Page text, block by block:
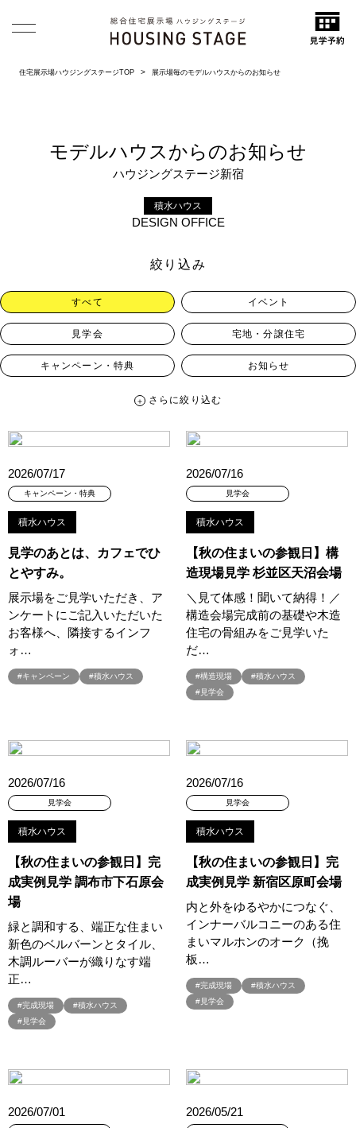
住宅展示場ハウジングステージTOP 展示場毎のモデルハウスからのお知らせ
モデルハウスからのお知らせ
ハウジングステージ新宿
積水ハウス
DESIGN OFFICE
絞り込み
すべて イベント
見学会 宅地・分譲住宅
キャンペーン・特典 お知らせ
さらに絞り込む
カテゴリー
すべて 宅地・分譲住宅
キャンペーン・特典
ハッシュタグ
##スウェーデンハウス ＃キャンペーン ＃イベント
##スウェーデンハウス ＃内覧会 ＃イベント ##一斉現場見学会
##一斉現場見学会 #完成現場 #スウェーデンハウスの分譲住宅
#,ライフプランン #1000万円プレゼントキャンペーン #100年住宅
#2024年
#2026年カレンダー #20時から見学 #2世帯住宅
#3F建て
#amazonギフトカードプレゼント #Amazonギフトプレゼント
#DaiwaHouse #English available
#EnglishOK #FPセミナー #FP相談会 #Germoglio
#GRAND OPEN #GWイベント #GWイベント展示場
#GX型志向住宅
#GX志向型住宅 #gx相談会 #GX補助金 #HD日本ハウス
#HEBEL HAUS #HInokiya #HUGme #iDeCo #IH
#instagram #instalive #lifeknit desgin
#Luxury Festa #Naturia
#NEW OPEN #newモデルハウス #NISA
#Panasonic Homes
#QUOカードｐａｙプレゼントキャンペーン
#select PACKAGE #Skye5 #SR
2026/07/17
キャンペーン・特典
積水ハウス
見学のあとは、カフェでひ
とやすみ。
展示場をご見学いただき、ア
ンケートにご記入いただいた
お客様へ、隣接するインフ
ォ…
#キャンペーン #積水ハウス
2026/07/16
見学会
積水ハウス
【秋の住まいの参観日】構
造現場見学 杉並区天沼会場
＼見て体感！聞いて納得！／
構造会場完成前の基礎や木造
住宅の骨組みをご見学いた
だ…
#構造現場
#積水ハウス
#見学会
2026/07/16
見学会
積水ハウス
【秋の住まいの参観日】完
成実例見学 調布市下石原会
場
緑と調和する、端正な住まい
新色のベルバーンとタイル、
木調ルーバーが織りなす端
正…
#完成現場
#積水ハウス
#見学会
2026/07/16
見学会
積水ハウス
【秋の住まいの参観日】完
成実例見学 新宿区原町会場
内と外をゆるやかにつなぐ、
インナーバルコニーのある住
まいマルホンのオーク（挽
板…
#完成現場
#積水ハウス
#見学会
2026/07/01 2026/05/21